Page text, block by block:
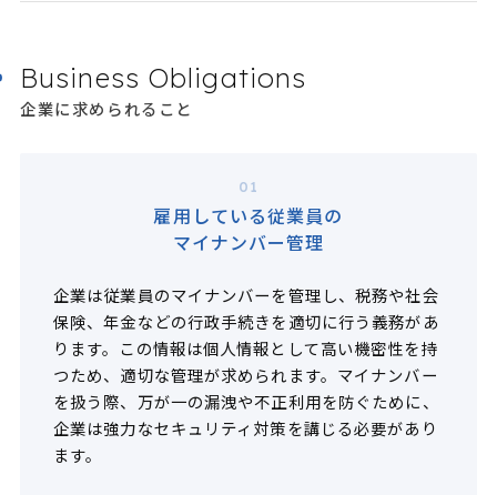
Business Obligations
企業に求められること
01
雇用している従業員の
マイナンバー管理
企業は従業員のマイナンバーを管理し、税務や社会
保険、年金などの行政手続きを適切に行う義務があ
ります。この情報は個人情報として高い機密性を持
つため、適切な管理が求められます。マイナンバー
を扱う際、万が一の漏洩や不正利用を防ぐために、
企業は強力なセキュリティ対策を講じる必要があり
ます。